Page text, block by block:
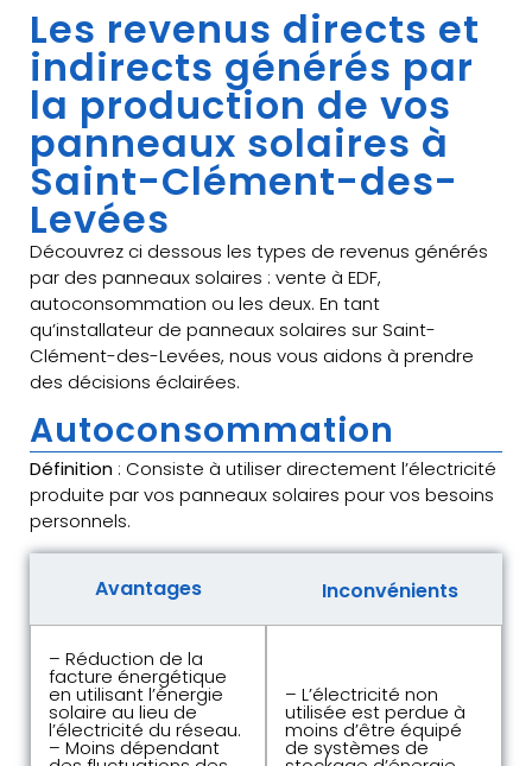
Les revenus directs et
indirects générés par
la production de vos
panneaux solaires à
Saint-Clément-des-
Levées
Découvrez ci dessous les types de revenus générés
par des panneaux solaires : vente à EDF,
autoconsommation ou les deux. En tant
qu’installateur de panneaux solaires sur Saint-
Clément-des-Levées, nous vous aidons à prendre
des décisions éclairées.
Autoconsommation
Définition : Consiste à utiliser directement l’électricité
produite par vos panneaux solaires pour vos besoins
personnels.
Avantages Inconvénients
– Réduction de la
facture énergétique
en utilisant l’énergie
solaire au lieu de
l’électricité du réseau.
– Moins dépendant
– L’électricité non
utilisée est perdue à
moins d’être équipé
de systèmes de